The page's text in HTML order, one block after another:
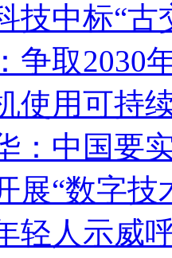
技中标“古
争取2030
使用可持
：中国要
展“数字
轻人示威